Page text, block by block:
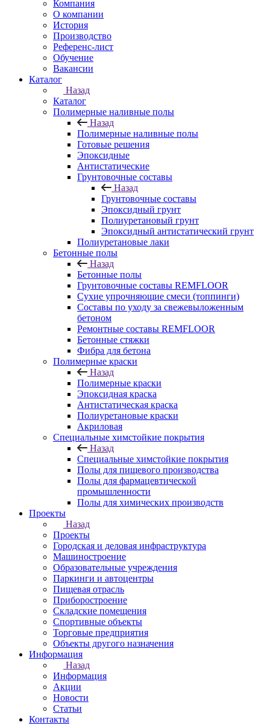
Компания
О компании
История
Производство
Референс-лист
Обучение
Вакансии
Каталог
Назад
Каталог
Полимерные наливные полы
Назад
Полимерные наливные полы
Готовые решения
Эпоксидные
Антистатические
Грунтовочные составы
Назад
Грунтовочные составы
Эпоксидный грунт
Полиуретановый грунт
Эпоксидный антистатический грунт
Полиуретановые лаки
Бетонные полы
Назад
Бетонные полы
Грунтовочные составы REMFLOOR
Сухие упрочняющие смеси (топпинги)
Составы по уходу за свежевыложенным
бетоном
Ремонтные составы REMFLOOR
Бетонные стяжки
Фибра для бетона
Полимерные краски
Назад
Полимерные краски
Эпоксидная краска
Антистатическая краска
Полиуретановые краски
Акриловая
Специальные химстойкие покрытия
Назад
Специальные химстойкие покрытия
Полы для пищевого производства
Полы для фармацевтической
промышленности
Полы для химических производств
Проекты
Назад
Проекты
Городская и деловая инфраструктура
Машиностроение
Образовательные учреждения
Паркинги и автоцентры
Пищевая отрасль
Приборостроение
Складские помещения
Спортивные объекты
Торговые предприятия
Объекты другого назначения
Информация
Назад
Информация
Акции
Новости
Статьи
Контакты